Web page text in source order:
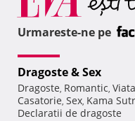
Urmareste-ne pe
Dragoste & Sex
Dragoste, Romantic,
Casatorie, Sex, Kama
Declaratii de dragoste